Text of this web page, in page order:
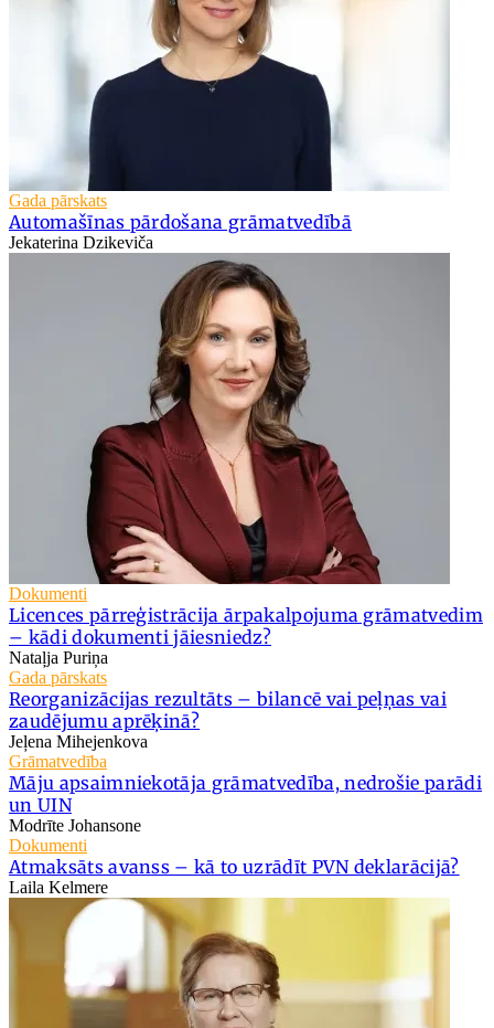
Gada pārskats
Automašīnas pārdošana grāmatvedībā
Jekaterina Dzikeviča
Dokumenti
Licences pārreģistrācija ārpakalpojuma grāmatvedim
– kādi dokumenti jāiesniedz?
Nataļja Puriņa
Gada pārskats
Reorganizācijas rezultāts – bilancē vai peļņas vai
zaudējumu aprēķinā?
Jeļena Mihejenkova
Grāmatvedība
Māju apsaimniekotāja grāmatvedība, nedrošie parādi
un UIN
Modrīte Johansone
Dokumenti
Atmaksāts avanss – kā to uzrādīt PVN deklarācijā?
Laila Kelmere